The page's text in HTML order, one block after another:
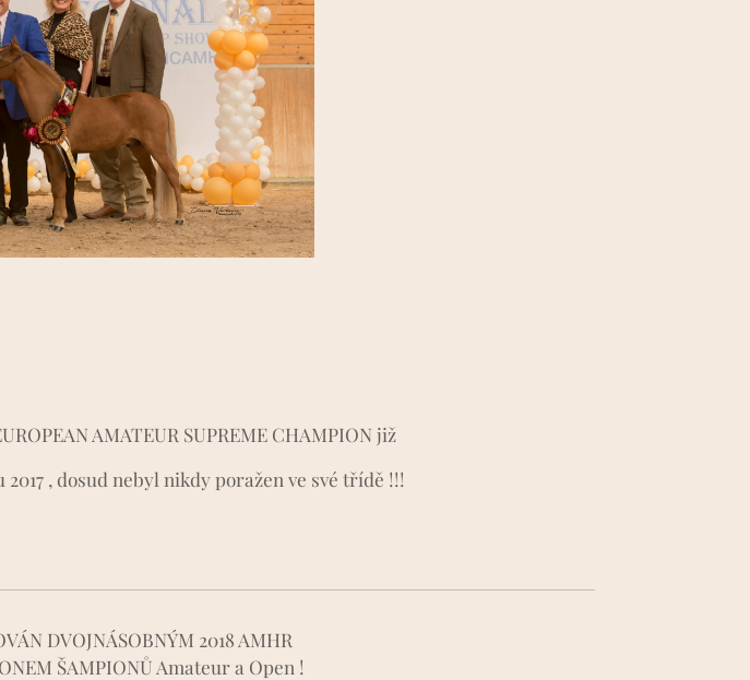
AMATEUR SUPREME CHAMPION již
, dosud nebyl nikdy poražen ve své třídě !!!
DVOJNÁSOBNÝM 2018 AMHR
ŠAMPIONŮ Amateur a Open !